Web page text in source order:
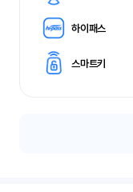
하이패스
스마트키